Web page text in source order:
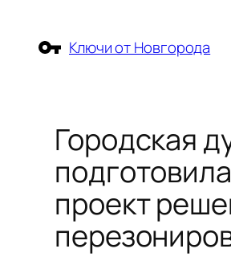
содержимомуКлючи от Новгорода
Городская
подготовила
проект